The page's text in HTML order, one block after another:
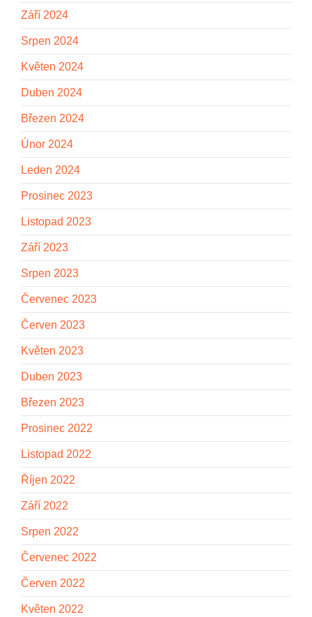
Září 2024
Srpen 2024
Květen 2024
Duben 2024
Březen 2024
Únor 2024
Leden 2024
Prosinec 2023
Listopad 2023
Září 2023
Srpen 2023
Červenec 2023
Červen 2023
Květen 2023
Duben 2023
Březen 2023
Prosinec 2022
Listopad 2022
Říjen 2022
Září 2022
Srpen 2022
Červenec 2022
Červen 2022
Květen 2022